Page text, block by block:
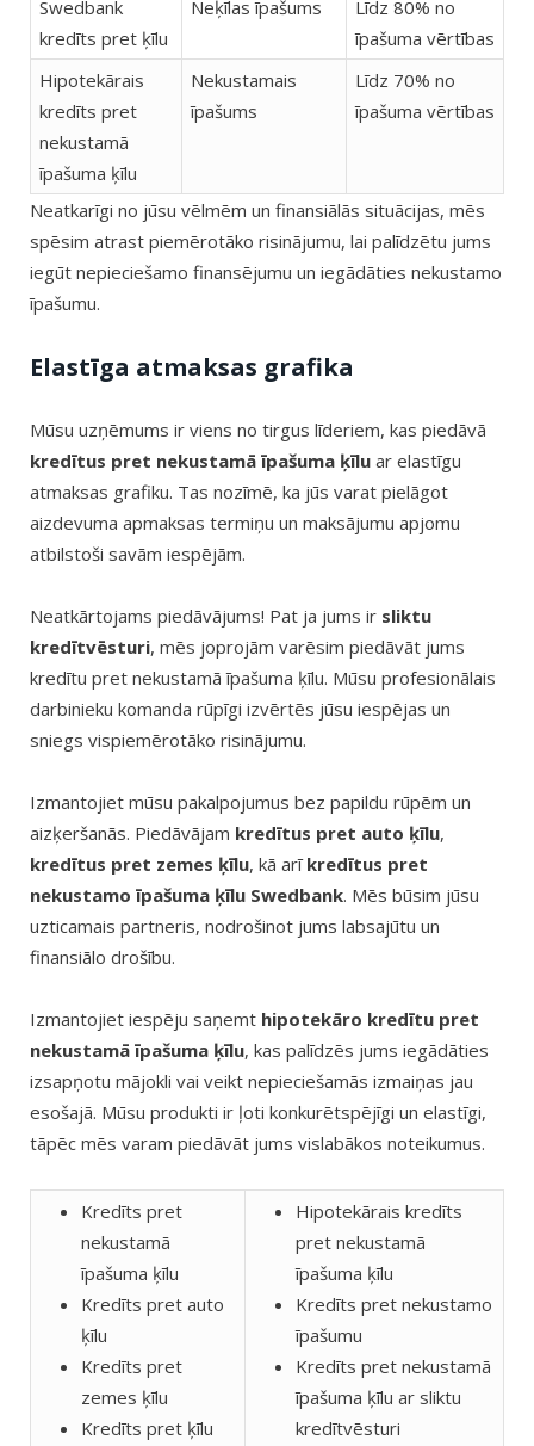
Swedbank
kredīts pret ķīlu
Neķīlas īpašums
Līdz 80% no
īpašuma vērtības
Hipotekārais
kredīts pret
nekustamā
īpašuma ķīlu
Nekustamais
īpašums
Līdz 70% no
īpašuma vērtības
Neatkarīgi no jūsu vēlmēm un finansiālās situācijas, mēs
spēsim atrast piemērotāko risinājumu, lai palīdzētu jums
iegūt nepieciešamo finansējumu un iegādāties nekustamo
īpašumu.
Elastīga atmaksas grafika
Mūsu uzņēmums ir viens no tirgus līderiem, kas piedāvā
kredītus pret nekustamā īpašuma ķīlu ar elastīgu
atmaksas grafiku. Tas nozīmē, ka jūs varat pielāgot
aizdevuma apmaksas termiņu un maksājumu apjomu
atbilstoši savām iespējām.
Neatkārtojams piedāvājums! Pat ja jums ir sliktu
kredītvēsturi, mēs joprojām varēsim piedāvāt jums
kredītu pret nekustamā īpašuma ķīlu. Mūsu profesionālais
darbinieku komanda rūpīgi izvērtēs jūsu iespējas un
sniegs vispiemērotāko risinājumu.
Izmantojiet mūsu pakalpojumus bez papildu rūpēm un
aizķeršanās. Piedāvājam kredītus pret auto ķīlu,
kredītus pret zemes ķīlu, kā arīkredītus pret
nekustamo īpašuma ķīlu Swedbank. Mēs būsim jūsu
uzticamais partneris, nodrošinot jums labsajūtu un
finansiālo drošību.
Izmantojiet iespēju saņemt hipotekāro kredītu pret
nekustamā īpašuma ķīlu, kas palīdzēs jums iegādāties
izsapņotu mājokli vai veikt nepieciešamās izmaiņas jau
esošajā. Mūsu produkti ir ļoti konkurētspējīgi un elastīgi,
tāpēc mēs varam piedāvāt jums vislabākos noteikumus.
Kredīts pret
nekustamā
īpašuma ķīlu
Kredīts pret auto
ķīlu
Kredīts pret
zemes ķīlu
Kredīts pret ķīlu
Hipotekārais kredīts
pret nekustamā
īpašuma ķīlu
Kredīts pret nekustamo
īpašumu
Kredīts pret nekustamā
īpašuma ķīlu ar sliktu
kredītvēsturi